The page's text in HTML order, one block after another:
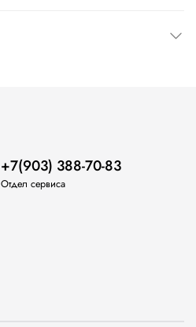
+7(903) 388-70-83
Отдел сервиса